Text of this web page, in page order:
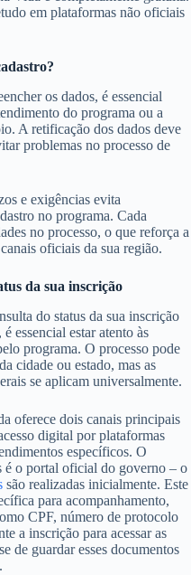
em plataformas não oficiais
os dados, é essencial
do programa ou a
A retificação dos dados deve
problemas no processo de
e exigências evita
no programa. Cada
no processo, o que reforça a
oficiais da sua região.
da sua inscrição
do status da sua inscrição
essencial estar atento às
programa. O processo pode
cidade ou estado, mas as
se aplicam universalmente.
oferece dois canais principais
digital por plataformas
específicos. O
é o portal oficial do governo – o
são realizadas inicialmente. Este
para acompanhamento,
CPF, número de protocolo
a inscrição para acessar as
de guardar esses documentos